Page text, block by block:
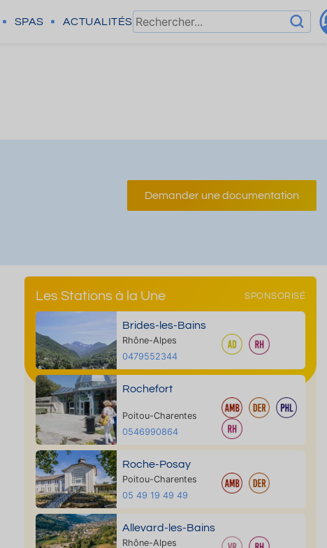
SPAS ACTUALITÉS
Demander une documentation
Les Stations à la Une SPONSORISÉ
Brides-les-Bains
Rhône-Alpes
0479552344
Rochefort
Poitou-Charentes
0546990864
Roche-Posay
Poitou-Charentes
05 49 19 49 49
Allevard-les-Bains
Rhône-Alpes